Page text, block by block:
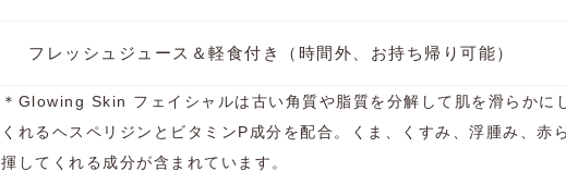
フレッシュジュース＆軽食付き（時間外、お持ち帰り可能）
＊Glowing Skin フェイシャルは古い角質や脂質を分解して肌を滑らかに
くれるヘスペリジンとビタミンP成分を配合。くま、くすみ、浮腫み、赤
揮してくれる成分が含まれています。